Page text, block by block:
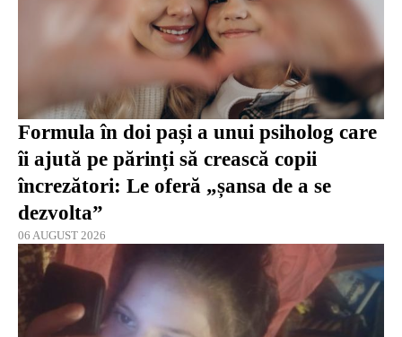
Formula în doi pași a unui psiholog care
îi ajută pe părinți să crească copii
încrezători: Le oferă „șansa de a se
dezvolta”
06 AUGUST 2026